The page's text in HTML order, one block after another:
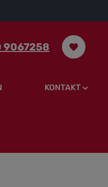
9067258
KONTAKT